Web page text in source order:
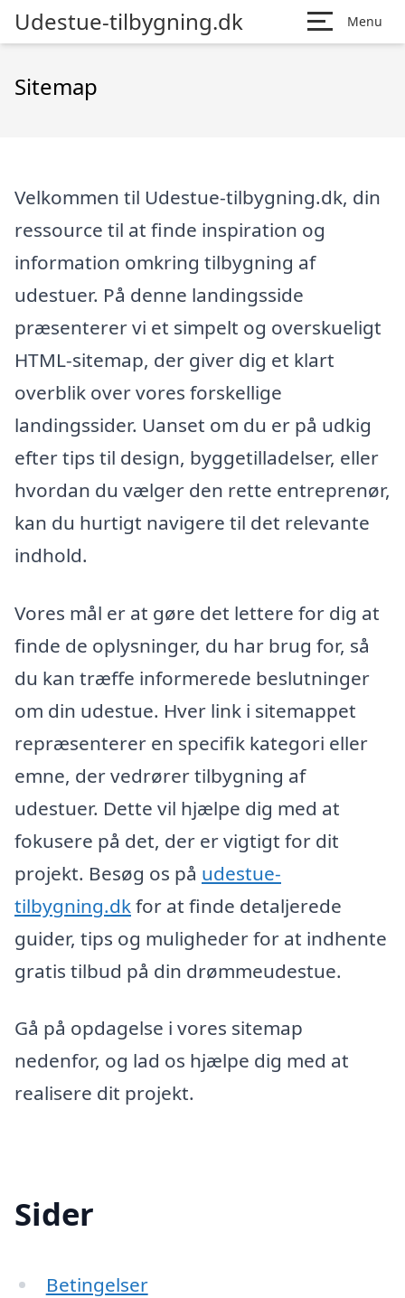
Udestue-tilbygning.dk Menu
Sitemap
Velkommen til Udestue-tilbygning.dk, din
ressource til at finde inspiration og
information omkring tilbygning af
udestuer. På denne landingsside
præsenterer vi et simpelt og overskueligt
HTML-sitemap, der giver dig et klart
overblik over vores forskellige
landingssider. Uanset om du er på udkig
efter tips til design, byggetilladelser, eller
hvordan du vælger den rette entreprenør,
kan du hurtigt navigere til det relevante
indhold.
Vores mål er at gøre det lettere for dig at
finde de oplysninger, du har brug for, så
du kan træffe informerede beslutninger
om din udestue. Hver link i sitemappet
repræsenterer en specifik kategori eller
emne, der vedrører tilbygning af
udestuer. Dette vil hjælpe dig med at
fokusere på det, der er vigtigt for dit
projekt. Besøg os på udestue-
tilbygning.dkfor at finde detaljerede
guider, tips og muligheder for at indhente
gratis tilbud på din drømmeudestue.
Gå på opdagelse i vores sitemap
nedenfor, og lad os hjælpe dig med at
realisere dit projekt.
Sider
Betingelser